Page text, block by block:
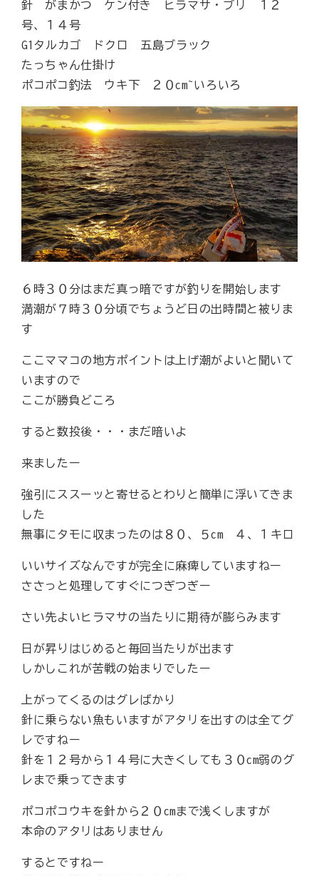
針 がまかつ ケン付き ヒラマサ・ブリ １２
号、１４号
G1タルカゴ ドクロ 五島ブラック
たっちゃん仕掛け
ポコポコ釣法 ウキ下 ２０cm~いろいろ
６時３０分はまだ真っ暗ですが釣りを開始します
満潮が７時３０分頃でちょうど日の出時間と被りま
す
ここママコの地方ポイントは上げ潮がよいと聞いて
いますので
ここが勝負どころ
すると数投後・・・まだ暗いよ
来ましたー
強引にススーッと寄せるとわりと簡単に浮いてきま
した
無事にタモに収まったのは８０、５cm ４、１キロ
いいサイズなんですが完全に麻痺していますねー
ささっと処理してすぐにつぎつぎー
さい先よいヒラマサの当たりに期待が膨らみます
日が昇りはじめると毎回当たりが出ます
しかしこれが苦戦の始まりでしたー
上がってくるのはグレばかり
針に乗らない魚もいますがアタリを出すのは全てグ
レですねー
針を１２号から１４号に大きくしても３０cm弱のグ
レまで乗ってきます
ポコポコウキを針から２０cmまで浅くしますが
本命のアタリはありません
するとですねー